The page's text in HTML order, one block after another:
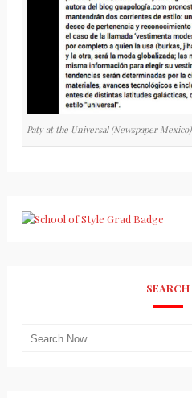
Paty at the Universal (Newspaper Mexico)
SEARCH